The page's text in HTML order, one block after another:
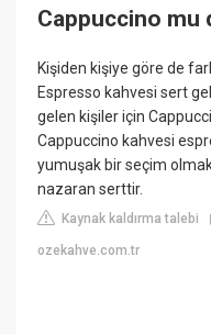
Cappuccino mu
Kişiden kişiye göre de
Espresso kahvesi sert
gelen kişiler için
Cappuccino kahvesi
yumuşak bir seçim
nazaran serttir.
Kaynak kaldırma talebi
ozekahve.com.tr